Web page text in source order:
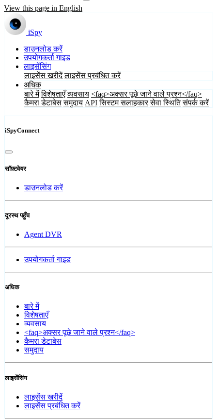
View this page in English
iSpy
डाउनलोड करें
उपयोगकर्ता गाइड
लाइसेंसिंग
लाइसेंस खरीदें लाइसेंस प्रबंधित करें
अधिक
बारे में विशेषताएँ व्यवसाय <faq>अक्सर पूछे जाने वाले प्रश्न</faq>
कैमरा डेटाबेस समुदाय API सिस्टम सलाहकार सेवा स्थिति संपर्क करें
iSpyConnect
सॉफ़्टवेयर
डाउनलोड करें
दूरस्थ पहुँच
Agent DVR
उपयोगकर्ता गाइड
अधिक
बारे में
विशेषताएँ
व्यवसाय
<faq>अक्सर पूछे जाने वाले प्रश्न</faq>
कैमरा डेटाबेस
समुदाय
लाइसेंसिंग
लाइसेंस खरीदें
लाइसेंस प्रबंधित करें